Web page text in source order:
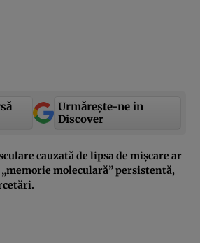
Urmărește-ne in
Discover
cauzată de lipsa de mișcare ar
moleculară” persistentă,